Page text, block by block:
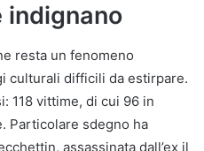
indignano
resta un fenomeno
culturali difficili da estirpare.
118 vittime, di cui 96 in
Particolare sdegno ha
assassinata dall’ex il